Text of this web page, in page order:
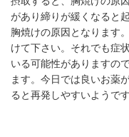
があり締りが緩くなると
胸焼けの原因となります
けて下さい。それでも症
いる可能性がありますの
ます。今日では良いお薬
ると再発しやすいようです